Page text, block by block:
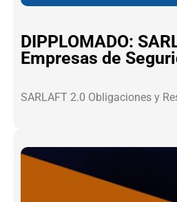
DIPPLOMADO:
Empresas de
SARLAFT 2.0 Obligaciones y